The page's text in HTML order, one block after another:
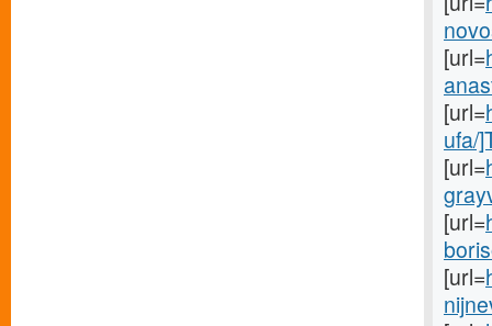
[url=
[url=
ufa/
[url=
[url=
[url=